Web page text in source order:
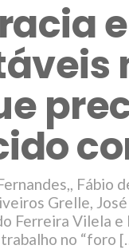
Fábio
Grelle,
Ferreira Vilela
no “foro